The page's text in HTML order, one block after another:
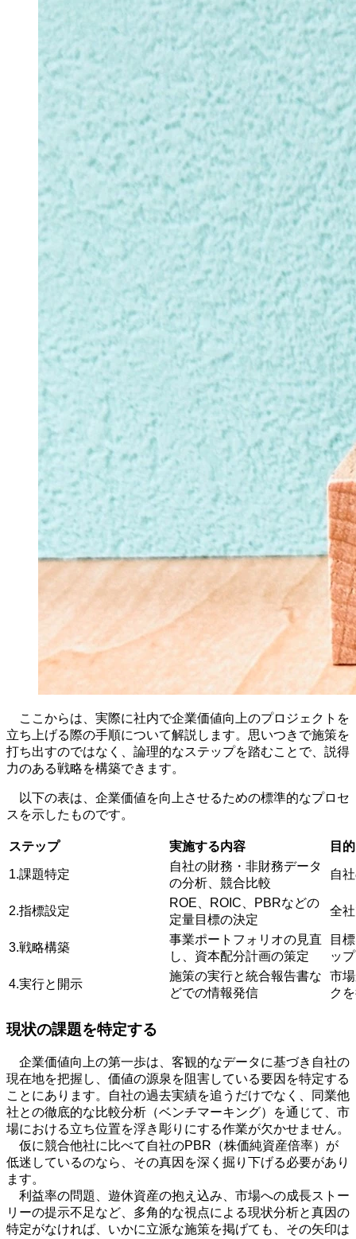
ここからは、実際に社内で企業価値向上のプロジェクトを
立ち上げる際の手順について解説します。思いつきで施策を
打ち出すのではなく、論理的なステップを踏むことで、説得
力のある戦略を構築できます。
以下の表は、企業価値を向上させるための標準的なプロセ
スを示したものです。
ステップ 実施する内容 目
1.課題特定
自社の財務・非財務データ
の分析、競合比較
自
2.指標設定
ROE、 ROIC PBRなどの
定量目標の決定
全
3.戦略構築
事業ポートフォリオの見直
し、資本配分計画の策定
目
ッ
4.実行と開示
施策の実行と統合報告書な
どでの情報発信
市
ク
現状の課題を特定する
企業価値向上の第一歩は、客観的なデータに基づき自社の
現在地を把握し、価値の源泉を阻害している要因を特定する
ことにあります。自社の過去実績を追うだけでなく、同業他
社との徹底的な比較分析（ベンチマーキング）を通じて、市
場における立ち位置を浮き彫りにする作業が欠かせません。
仮に競合他社に比べて自社のPBR （株価純資産倍率）が
低迷しているのなら、その真因を深く掘り下げる必要があり
ます。
利益率の問題、遊休資産の抱え込み、市場への成長ストー
リーの提示不足など、多角的な視点による現状分析と真因の
特定がなければ、いかに立派な施策を掲げても、その矢印は